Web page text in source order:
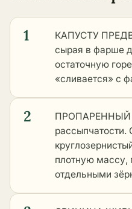
1
КАПУСТУ
сырая в фарше
остаточную
«сливается» с
2
ПРОПАРЕННЫЙ
плотную массу,
отдельными